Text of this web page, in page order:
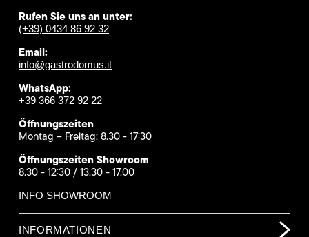
Rufen Sie uns an unter:
(+39) 0434 86 92 32
Email:
info@gastrodomus.it
WhatsApp:
+39 366 372 92 22
Öffnungszeiten
Montag – Freitag: 8.30 - 17:30
Öffnungszeiten Showroom
8.30 - 12:30 / 13.30 - 17.00
INFO SHOWROOM
INFORMATIONEN